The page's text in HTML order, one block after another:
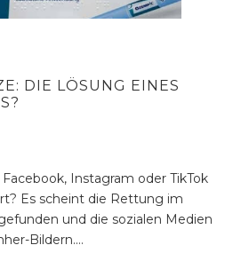
DIE LÖSUNG EINES
Instagram oder TikTok
Es scheint die Rettung im
und die sozialen Medien
Bildern.…